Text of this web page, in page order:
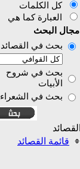
كل الكلمات
العبارة كما هي
مجال البحث
بحث في القصائد
بحث في شروح
الأبيات
بحث في الشعراء
القصائد
قائمة القصائد